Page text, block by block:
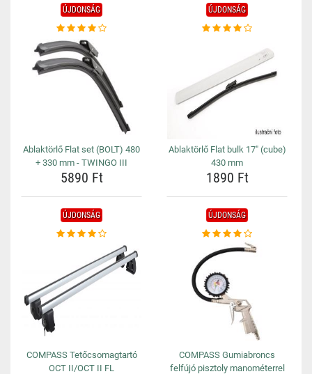
ÚJDONSÁG
Ablaktörlő Flat set (BOLT) 480
+ 330 mm - TWINGO III
5890 Ft
ÚJDONSÁG
Ablaktörlő Flat bulk 17" (cube)
430 mm
1890 Ft
ÚJDONSÁG
COMPASS Tetőcsomagtartó
OCT II/OCT II FL
ÚJDONSÁG
COMPASS Gumiabroncs
felfújó pisztoly manométerrel